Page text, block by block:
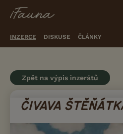
INZERCE DISKUSE ČLÁNKY
Zpět na výpis inzerátů
ČIVAVA